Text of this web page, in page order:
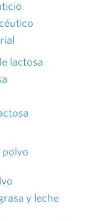
lactosa
polvo
y leche